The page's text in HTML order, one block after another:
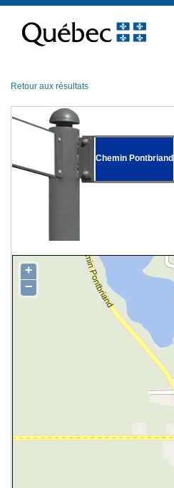
contenu
Retour aux résultats
Chemin Pontbriand
+
−